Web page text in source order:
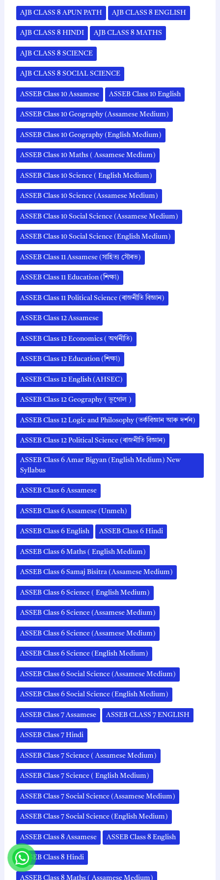
AJB CLASS 8 APUN PATH AJB CLASS 8 ENGLISH
AJB CLASS 8 HINDI AJB CLASS 8 MATHS
AJB CLASS 8 SCIENCE
AJB CLASS 8 SOCIAL SCIENCE
ASSEB Class 10 Assamese ASSEB Class 10 English
ASSEB Class 10 Geography (Assamese Medium)
ASSEB Class 10 Geography (English Medium)
ASSEB Class 10 Maths ( Assamese Medium)
ASSEB Class 10 Science ( English Medium)
ASSEB Class 10 Science (Assamese Medium)
ASSEB Class 10 Social Science (Assamese Medium)
ASSEB Class 10 Social Science (English Medium)
ASSEB Class 11 Assamese (সাহিত্য সৌৰভ)
ASSEB Class 11 Education (শিক্ষা)
ASSEB Class 11 Political Science (ৰাজনীতি বিজ্ঞান)
ASSEB Class 12 Assamese
ASSEB Class 12 Economics ( অর্থনীতি)
ASSEB Class 12 Education (শিক্ষা)
ASSEB Class 12 English (AHSEC)
ASSEB Class 12 Geography ( ভূগোল )
ASSEB Class 12 Logic and Philosophy (তৰ্কবিজ্ঞান আৰু দৰ্শন)
ASSEB Class 12 Political Science (ৰাজনীতি বিজ্ঞান)
ASSEB Class 6 Amar Bigyan (English Medium) New
Syllabus
ASSEB Class 6 Assamese
ASSEB Class 6 Assamese (Unmeh)
ASSEB Class 6 English ASSEB Class 6 Hindi
ASSEB Class 6 Maths ( English Medium)
ASSEB Class 6 Samaj Bisitra (Assamese Medium)
ASSEB Class 6 Science ( English Medium)
ASSEB Class 6 Science (Assamese Medium)
ASSEB Class 6 Science (Assamese Medium)
ASSEB Class 6 Science (English Medium)
ASSEB Class 6 Social Science (Assamese Medium)
ASSEB Class 6 Social Science (English Medium)
ASSEB Class 7 Assamese ASSEB CLASS 7 ENGLISH
ASSEB Class 7 Hindi
ASSEB Class 7 Science ( Assamese Medium)
ASSEB Class 7 Science ( English Medium)
ASSEB Class 7 Social Science (Assamese Medium)
ASSEB Class 7 Social Science (English Medium)
ASSEB Class 8 Assamese ASSEB Class 8 English
ASSEB Class 8 Hindi
ASSEB Class 8 Maths ( Assamese Medium)